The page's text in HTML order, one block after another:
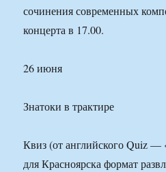
сочинения современных
концерта в 17.00.
26 июня
Знатоки в трактире
Квиз (от английского Quiz
для Красноярска формат